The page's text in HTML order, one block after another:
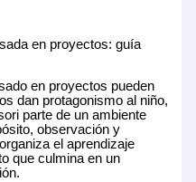
en proyectos pueden
dan protagonismo al niño,
parte de un ambiente
observación y
el aprendizaje
que culmina en un